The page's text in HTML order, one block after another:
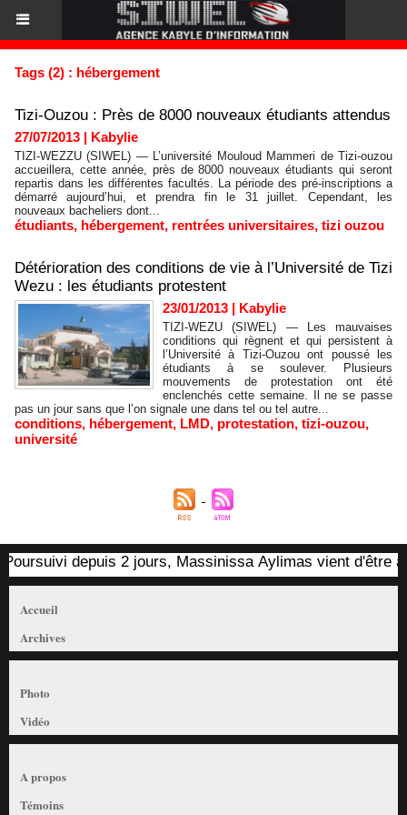
Tags (2) : hébergement
Tizi-Ouzou : Près de 8000 nouveaux étudiants attendus
27/07/2013 | Kabylie
TIZI-WEZZU (SIWEL) — L’université Mouloud Mammeri de Tizi-ouzou
accueillera, cette année, près de 8000 nouveaux étudiants qui seront
repartis dans les différentes facultés. La période des pré-inscriptions a
démarré aujourd’hui, et prendra fin le 31 juillet. Cependant, les
nouveaux bacheliers dont...
étudiants, hébergement, rentrées universitaires, tizi ouzou
Détérioration des conditions de vie à l’Université de Tizi
Wezu : les étudiants protestent
23/01/2013 | Kabylie
TIZI-WEZU (SIWEL) — Les mauvaises
conditions qui règnent et qui persistent à
l’Université à Tizi-Ouzou ont poussé les
étudiants à se soulever. Plusieurs
mouvements de protestation ont été
enclenchés cette semaine. Il ne se passe
pas un jour sans que l’on signale une dans tel ou tel autre...
conditions, hébergement, LMD, protestation, tizi-ouzou,
université
depuis 2 jours, Massinissa Aylimas vient d'être
Accueil
Archives
Photo
Vidéo
A propos
Témoins